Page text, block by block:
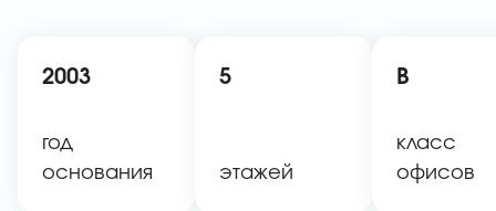
2003
год
основания
5
этажей
B
класс
офисов